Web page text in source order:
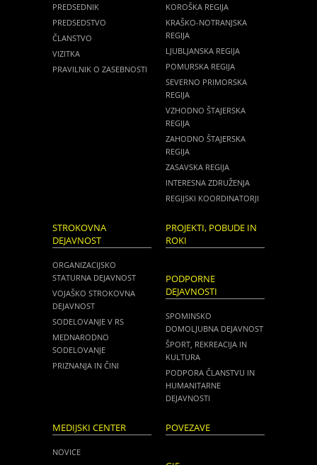
PREDSEDNIK
PREDSEDSTVO
ČLANSTVO
VIZITKA
PRAVILNIK O ZASEBNOSTI
KOROŠKA REGIJA
KRAŠKO-NOTRANJSKA
REGIJA
LJUBLJANSKA REGIJA
POMURSKA REGIJA
SEVERNO PRIMORSKA
REGIJA
VZHODNO ŠTAJERSKA
REGIJA
ZAHODNO ŠTAJERSKA
REGIJA
ZASAVSKA REGIJA
INTERESNA ZDRUŽENJA
REGIJSKI KOORDINATORJI
STROKOVNA
DEJAVNOST
ORGANIZACIJSKO
STATURNA DEJAVNOST
VOJAŠKO STROKOVNA
DEJAVNOST
SODELOVANJE V RS
MEDNARODNO
SODELOVANJE
PRIZNANJA IN ČINI
PROJEKTI, POBUDE IN
ROKI
PODPORNE
DEJAVNOSTI
SPOMINSKO
DOMOLJUBNA DEJAVNOST
ŠPORT, REKREACIJA IN
KULTURA
PODPORA ČLANSTVU IN
HUMANITARNE
DEJAVNOSTI
MEDIJSKI CENTER
NOVICE
POVEZAVE